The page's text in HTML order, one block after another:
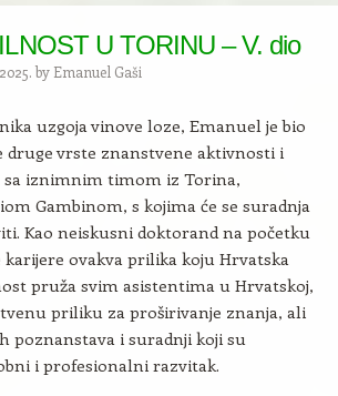
U TORINU – V. dio
by Emanuel Gaši
uzgoja vinove loze, Emanuel je bio
vrste znanstvene aktivnosti i
sa iznimnim timom iz Torina,
Gambinom, s kojima će se suradnja
Kao neiskusni doktorand na početku
ovakva prilika koju Hrvatska
pruža svim asistentima u Hrvatskoj,
priliku za proširivanje znanja, ali
poznanstava i suradnji koji su
i profesionalni razvitak.